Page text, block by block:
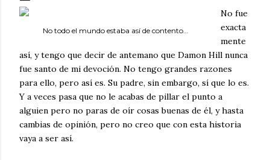
No todo el mundo estaba así de contento...
No fue
exacta
mente
así, y tengo que decir de antemano que Damon Hill nunca
fue santo de mi devoción. No tengo grandes razones
para ello, pero así es. Su padre, sin embargo, sí que lo es.
Y a veces pasa que no le acabas de pillar el punto a
alguien pero no paras de oír cosas buenas de él, y hasta
cambias de opinión, pero no creo que con esta historia
vaya a ser así.